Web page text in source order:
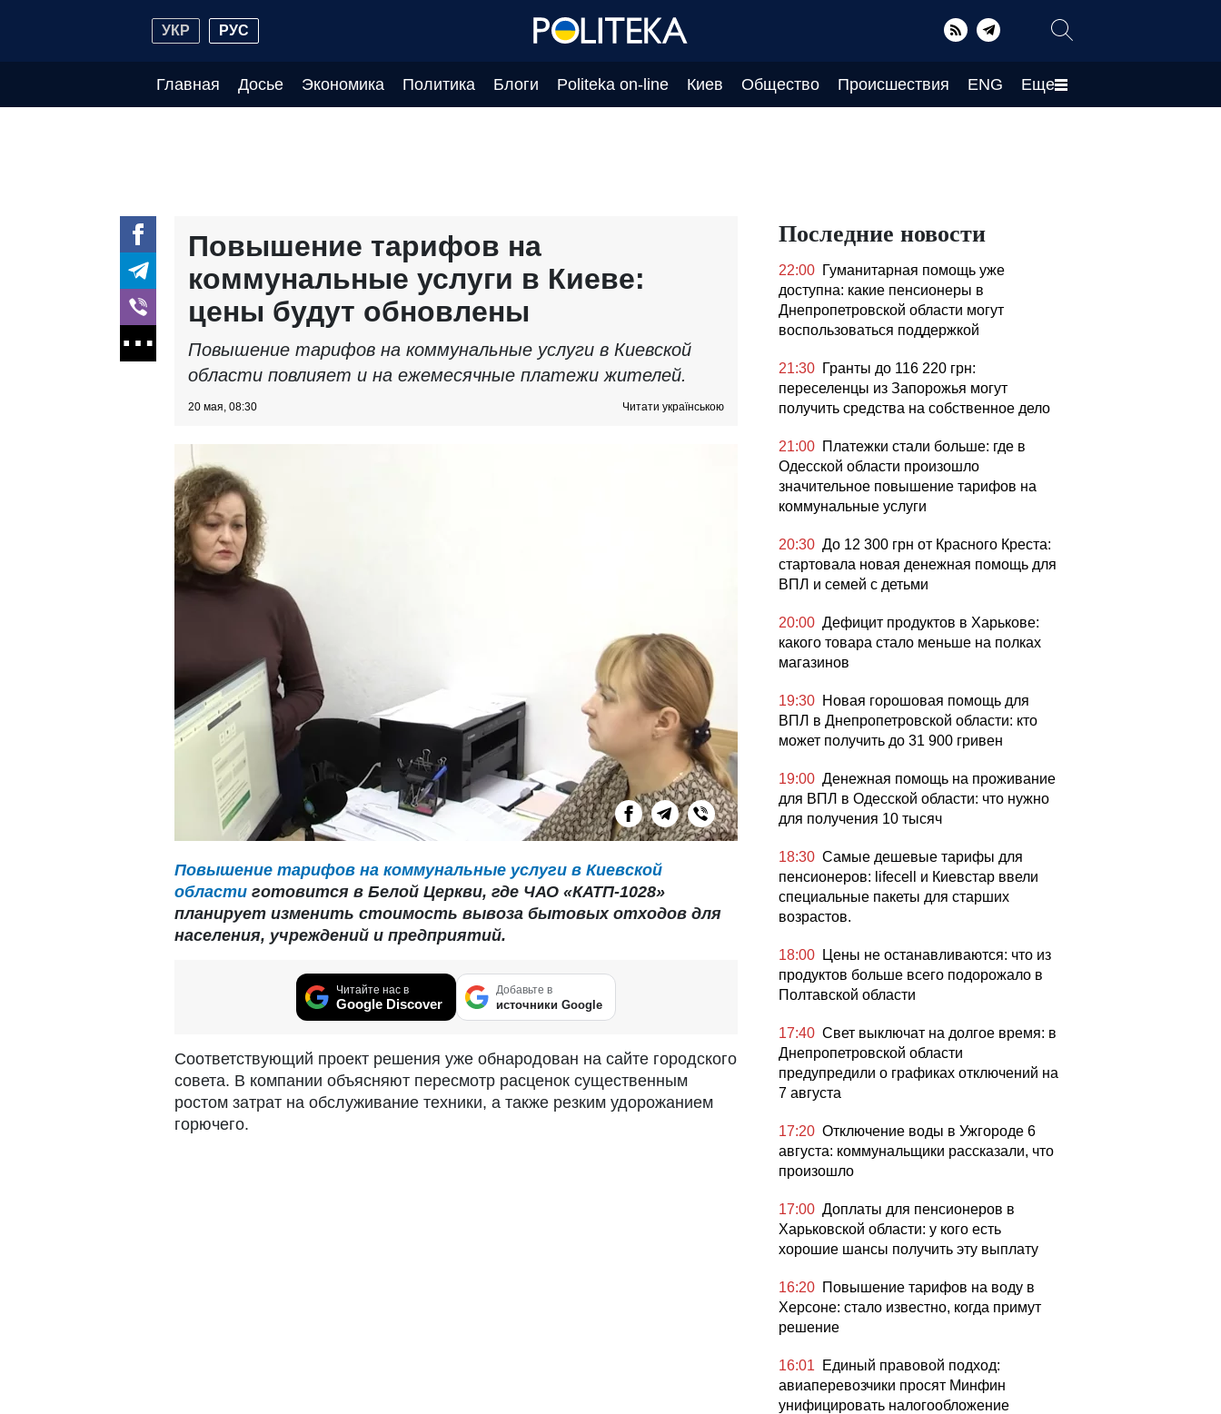
УКР РУС
Главная Досье Экономика Политика Блоги Politeka on-line Киев Общество Происшествия ENG Еще
Повышение тарифов на
коммунальные услуги в Киеве:
цены будут обновлены
Повышение тарифов на коммунальные услуги в Киевской
области повлияет и на ежемесячные платежи жителей.
20 мая, 08:30 Читати українською
Повышение тарифов на коммунальные услуги в Киевской
области готовится в Белой Церкви, где ЧАО «КАТП-1028»
планирует изменить стоимость вывоза бытовых отходов для
населения, учреждений и предприятий.
Читайте нас в
Google Discover
Добавьте в
источники Google
Соответствующий проект решения уже обнародован на сайте городского
совета. В компании объясняют пересмотр расценок существенным
ростом затрат на обслуживание техники, а также резким удорожанием
горючего.
Последние новости
22:00 Гуманитарная помощь уже
доступна: какие пенсионеры в
Днепропетровской области могут
воспользоваться поддержкой
21:30 Гранты до 116 220 грн:
переселенцы из Запорожья могут
получить средства на собственное дело
21:00 Платежки стали больше: где в
Одесской области произошло
значительное повышение тарифов на
коммунальные услуги
20:30 До 12 300 грн от Красного Креста:
стартовала новая денежная помощь для
ВПЛ и семей с детьми
20:00 Дефицит продуктов в Харькове:
какого товара стало меньше на полках
магазинов
19:30 Новая горошовая помощь для
ВПЛ в Днепропетровской области: кто
может получить до 31 900 гривен
19:00 Денежная помощь на проживание
для ВПЛ в Одесской области: что нужно
для получения 10 тысяч
18:30 Самые дешевые тарифы для
пенсионеров: lifecell и Киевстар ввели
специальные пакеты для старших
возрастов.
18:00
Цены не останавливаются: что из
продуктов больше всего подорожало в
Полтавской области
17:40 Свет выключат на долгое время: в
Днепропетровской области
предупредили о графиках отключений на
7 августа
17:20 Отключение воды в Ужгороде 6
августа: коммунальщики рассказали, что
произошло
17:00 Доплаты для пенсионеров в
Харьковской области: у кого есть
хорошие шансы получить эту выплату
16:20 Повышение тарифов на воду в
Херсоне: стало известно, когда примут
решение
16:01
Единый правовой подход:
авиаперевозчики просят Минфин
унифицировать налогообложение